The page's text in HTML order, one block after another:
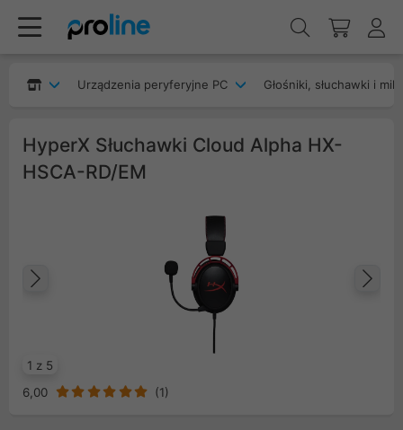
Urządzenia peryferyjne PC Głośniki, słuchawki i
HyperX Słuchawki Cloud Alpha HX-
HSCA-RD/EM
1 z 5
6,00 (1)